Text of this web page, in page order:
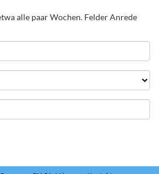
alle paar Wochen. Felder Anrede